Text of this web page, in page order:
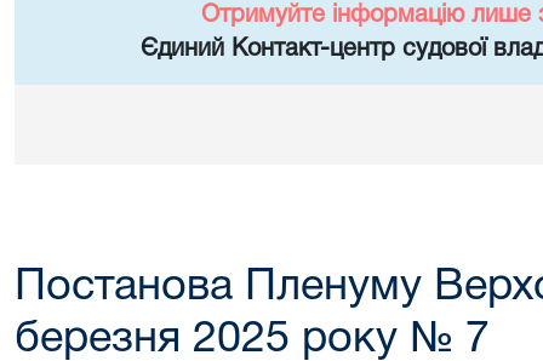
Отримуйте інформацію лише
Єдиний Контакт-центр судової
Постанова Пленуму
березня 2025 року № 7